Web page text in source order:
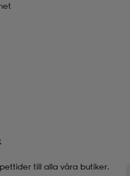
till alla våra butiker.